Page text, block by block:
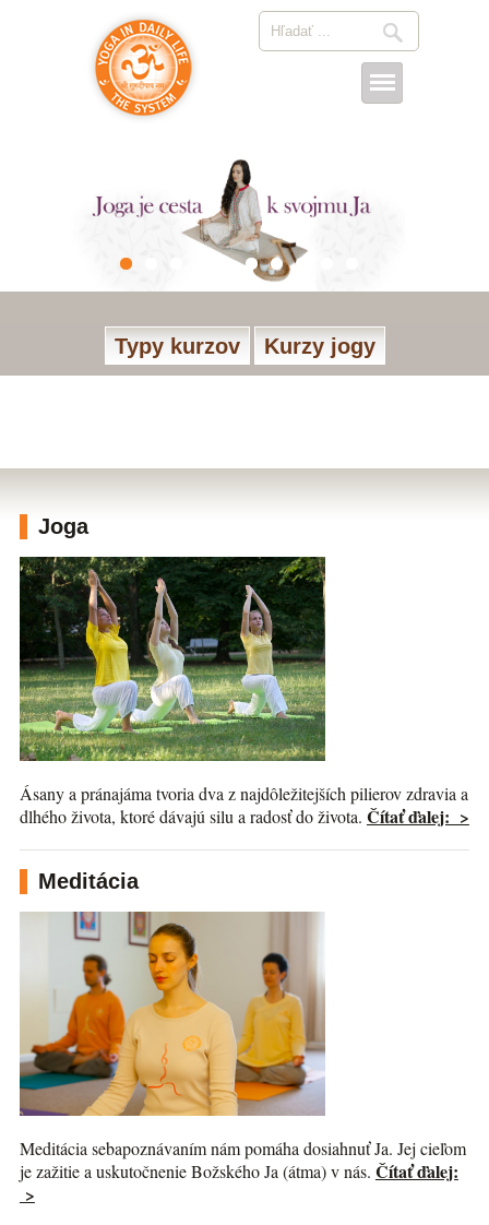
Typy kurzov Kurzy jogy
Joga
Ásany a pránajáma tvoria dva z najdôležitejších pilierov zdravia a
dlhého života, ktoré dávajú silu a radosť do života. Čítať ďalej: >
Meditácia
Meditácia sebapoznávaním nám pomáha dosiahnuť Ja. Jej cieľom
je zažitie a uskutočnenie Božského Ja (átma) v nás. Čítať ďalej:
>